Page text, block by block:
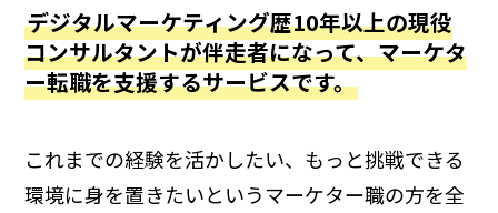
デジタルマーケティング歴10年以上の現役
コンサルタントが伴走者になって、マーケタ
ー転職を支援するサービスです。
これまでの経験を活かしたい、もっと挑戦できる
環境に身を置きたいというマーケター職の方を全